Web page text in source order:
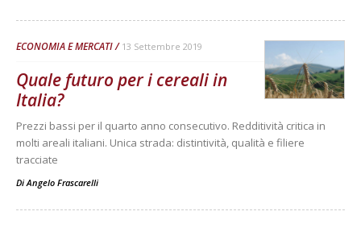
ECONOMIA E MERCATI 13 Settembre 2019
Quale futuro per i cereali in
Italia?
Prezzi bassi per il quarto anno consecutivo. Redditività critica in
molti areali italiani. Unica strada: distintività, qualità e filiere
tracciate
DiAngelo Frascarelli